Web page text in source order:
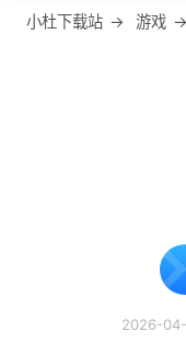
小杜下载站 → 游戏 →
2026-